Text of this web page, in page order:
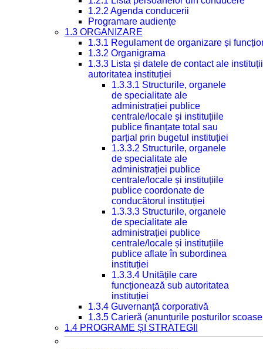
1.2.2 Agenda conducerii
Programare audiențe
1.3 ORGANIZARE
1.3.1 Regulament de organizare și
1.3.2 Organigrama
1.3.3 Lista și datele de contact ale
autoritatea instituției
1.3.3.1 Structurile, organele
de specialitate ale
administrației publice
centrale/locale și instituțiile
publice finanțate total sau
parțial prin bugetul instituției
1.3.3.2 Structurile, organele
de specialitate ale
administrației publice
centrale/locale și instituțiile
publice coordonate de
conducătorul instituției
1.3.3.3 Structurile, organele
de specialitate ale
administrației publice
centrale/locale și instituțiile
publice aflate în subordinea
instituției
1.3.3.4 Unitățile care
funcționează sub autoritatea
instituției
1.3.4 Guvernanță corporativă
1.3.5 Carieră (anunțurile posturilor
1.4 PROGRAME ȘI STRATEGII